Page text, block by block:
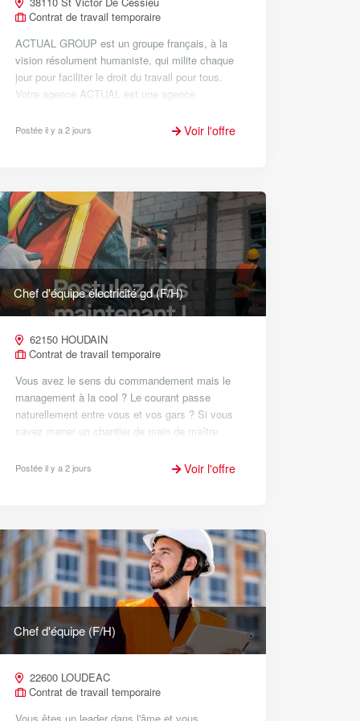
Contrat de travail temporaire
ACTUAL GROUP est un groupe français, à la
vision résolument humaniste, qui milite chaque
jour pour faciliter le droit du travail pour tous.
Votre agence ACTUAL est une agence
formation). Notre équipe vous att...
Postée il y a 2 jours Voir l'offre
Chef d'équipe électricité gd (F/H)
62150 HOUDAIN
Contrat de travail temporaire
Vous avez le sens du commandement mais le
management à la cool ? Le courant passe
naturellement entre vous et vos gars ? Si vous
savez mener un chantier de main de maître
nous cherchons, c'est vous....
Postée il y a 2 jours Voir l'offre
Chef d'équipe (F/H)
22600 LOUDEAC
Contrat de travail temporaire